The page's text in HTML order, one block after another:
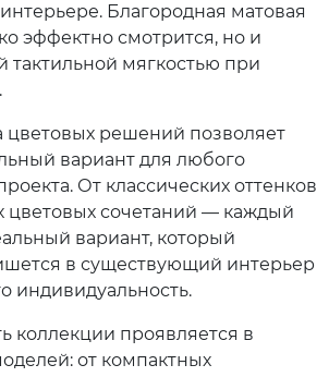
Благородная матовая
эффектно смотрится, но и
тактильной мягкостью при
цветовых решений позволяет
вариант для любого
От классических оттенков
цветовых сочетаний — каждый
вариант, который
в существующий интерьер
индивидуальность.
коллекции проявляется в
от компактных